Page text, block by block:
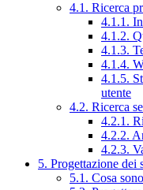
4.1. Ricerca
4.1.1.
4.1.2.
4.1.3.
4.1.4.
4.1.5.
utente
4.2. Ricerca
4.2.1.
4.2.2.
4.2.3.
5. Progettazione dei
5.1. Cosa